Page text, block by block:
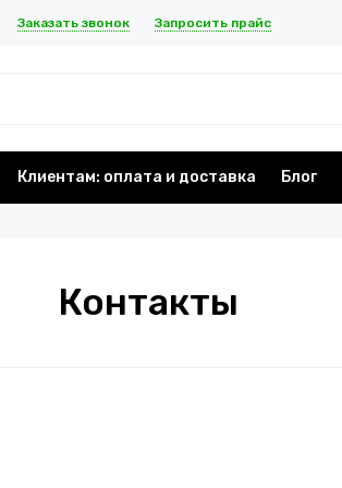
Заказать звонок Запросить прайс
Клиентам: оплата и доставка Блог
Контакты